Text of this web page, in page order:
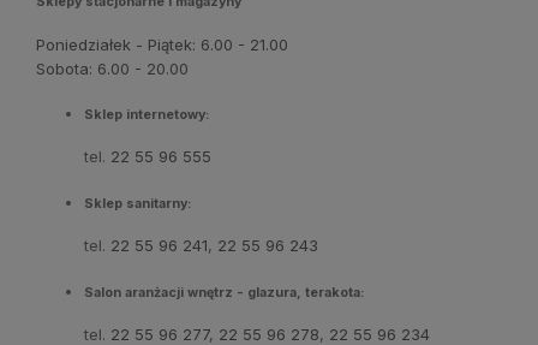
Poniedziałek - Piątek: 6.00 - 21.00
Sobota: 6.00 - 20.00
Sklep internetowy:
tel. 22 55 96 555
Sklep sanitarny:
tel. 22 55 96 241, 22 55 96 243
Salon aranżacji wnętrz - glazura, terakota:
tel. 22 55 96 277, 22 55 96 278, 22 55 96 234